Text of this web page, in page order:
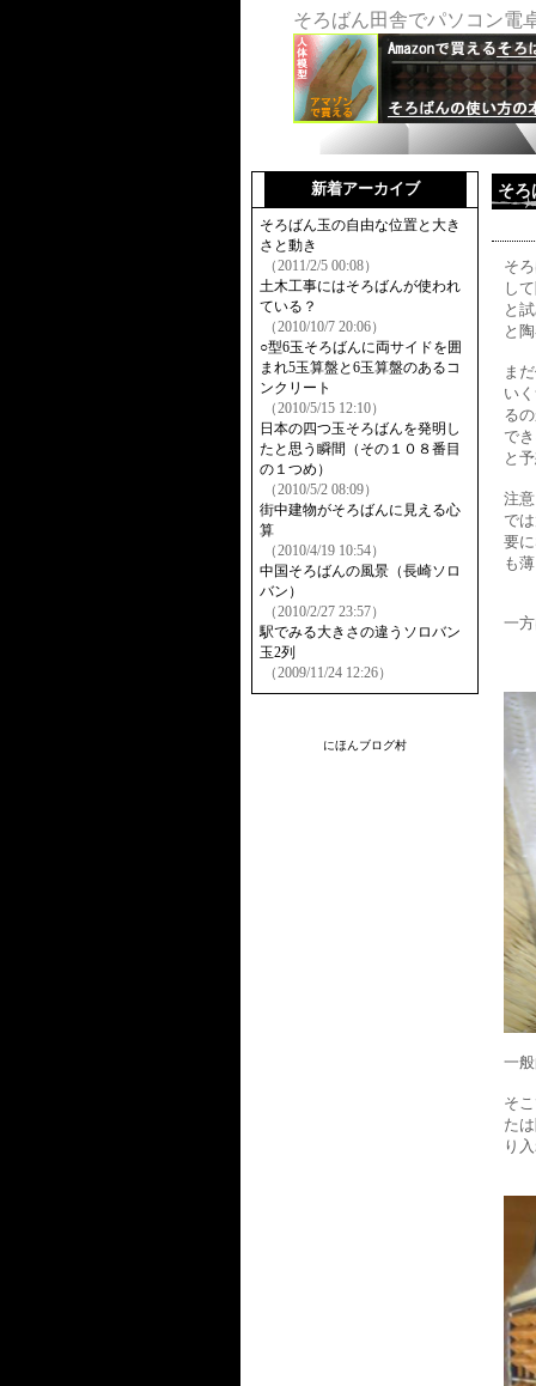
そろばん田舎でパソコン電
新着アーカイブ
そろばん玉の自由な位置と大き
さと動き
（2011/2/5 00:08）
土木工事にはそろばんが使われ
ている？
（2010/10/7 20:06）
○型6玉そろばんに両サイドを囲
まれ5玉算盤と6玉算盤のあるコ
ンクリート
（2010/5/15 12:10）
日本の四つ玉そろばんを発明し
たと思う瞬間（その１０８番目
の１つめ）
（2010/5/2 08:09）
街中建物がそろばんに見える心
算
（2010/4/19 10:54）
中国そろばんの風景（長崎ソロ
バン）
（2010/2/27 23:57）
駅でみる大きさの違うソロバン
玉2列
（2009/11/24 12:26）
にほんブログ村
そろ
そ
し
と
と
ま
い
る
で
と
注
で
要
も
一
一
そ
た
り